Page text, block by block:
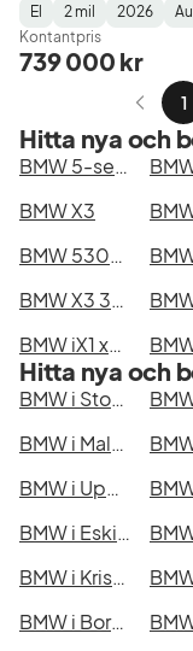
Fuel
Type:
El
Mätarställning:
2 mil
Model
Year:
2026
Gearbox
Type:
Kontantpris
739 000 kr
1
Hitta nya och
BMW 5-serie
BMW X3
BMW 530e xDrive Touring
BMW X3 30e xDrive
BMW iX1 xDrive30
Hitta nya och
BMW i Stockholm
BMW i Malmö
BMW i Uppsala
BMW i Eskilstuna
BMW i Kristianstad
BMW i Borås